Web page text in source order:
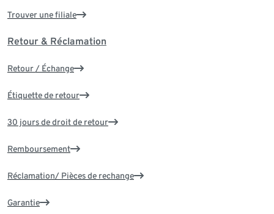
Trouver une filiale
Retour & Réclamation
Retour / Échange
Étiquette de retour
30 jours de droit de retour
Remboursement
Réclamation/ Pièces de rechange
Garantie